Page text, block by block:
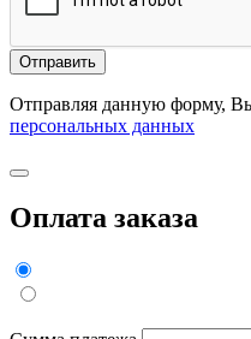
Отправить
Отправляя данную форму,
персональных данных
Оплата заказа